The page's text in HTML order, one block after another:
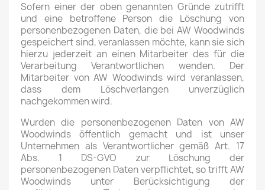
Sofern einer der oben genannten Gründe zutrifft
und eine betroffene Person die Löschung von
personenbezogenen Daten, die bei AW Woodwinds
gespeichert sind, veranlassen möchte, kann sie sich
hierzu jederzeit an einen Mitarbeiter des für die
Verarbeitung Verantwortlichen wenden. Der
Mitarbeiter von AW Woodwinds wird veranlassen,
dass dem Löschverlangen unverzüglich
nachgekommen wird.
Wurden die personenbezogenen Daten von AW
Woodwinds öffentlich gemacht und ist unser
Unternehmen als Verantwortlicher gemäß Art. 17
Abs. 1 DS-GVO zur Löschung der
personenbezogenen Daten verpflichtet, so trifft AW
Woodwinds unter Berücksichtigung der